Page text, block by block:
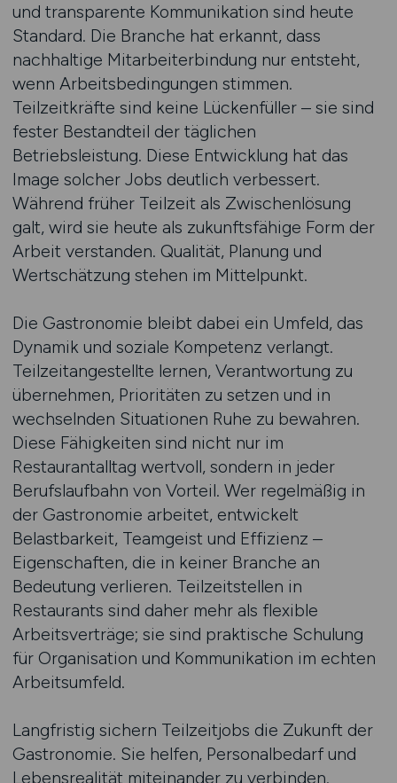
und transparente Kommunikation sind heute
Standard. Die Branche hat erkannt, dass
nachhaltige Mitarbeiterbindung nur entsteht,
wenn Arbeitsbedingungen stimmen.
Teilzeitkräfte sind keine Lückenfüller – sie sind
fester Bestandteil der täglichen
Betriebsleistung. Diese Entwicklung hat das
Image solcher Jobs deutlich verbessert.
Während früher Teilzeit als Zwischenlösung
galt, wird sie heute als zukunftsfähige Form der
Arbeit verstanden. Qualität, Planung und
Wertschätzung stehen im Mittelpunkt.
Die Gastronomie bleibt dabei ein Umfeld, das
Dynamik und soziale Kompetenz verlangt.
Teilzeitangestellte lernen, Verantwortung zu
übernehmen, Prioritäten zu setzen und in
wechselnden Situationen Ruhe zu bewahren.
Diese Fähigkeiten sind nicht nur im
Restaurantalltag wertvoll, sondern in jeder
Berufslaufbahn von Vorteil. Wer regelmäßig in
der Gastronomie arbeitet, entwickelt
Belastbarkeit, Teamgeist und Effizienz –
Eigenschaften, die in keiner Branche an
Bedeutung verlieren. Teilzeitstellen in
Restaurants sind daher mehr als flexible
Arbeitsverträge; sie sind praktische Schulung
für Organisation und Kommunikation im echten
Arbeitsumfeld.
Langfristig sichern Teilzeitjobs die Zukunft der
Gastronomie. Sie helfen, Personalbedarf und
Lebensrealität miteinander zu verbinden.